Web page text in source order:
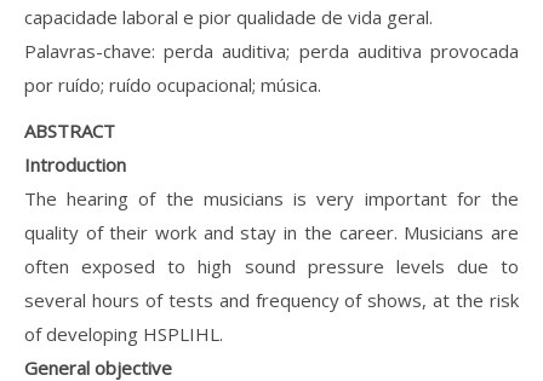
capacidade laboral e pior qualidade de vida geral.
Palavras-chave: perda auditiva; perda auditiva provocada
por ruído; ruído ocupacional; música.
ABSTRACT
Introduction
The hearing of the musicians is very important for the
quality of their work and stay in the career. Musicians are
often exposed to high sound pressure levels due to
several hours of tests and frequency of shows, at the risk
of developing HSPLIHL.
General objective